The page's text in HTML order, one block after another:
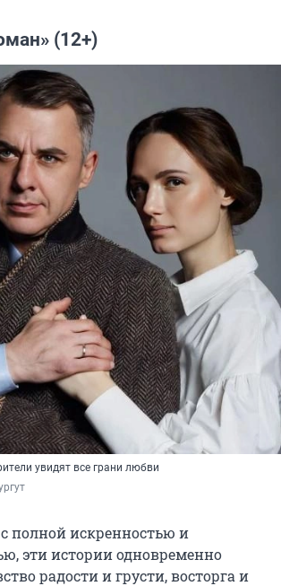
(12+)
увидят все грани любви
полной искренностью и
эти истории одновременно
радости и грусти, восторга и